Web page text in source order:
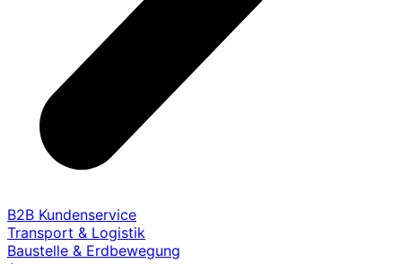
B2B Kundenservice
Transport & Logistik
Baustelle & Erdbewegung